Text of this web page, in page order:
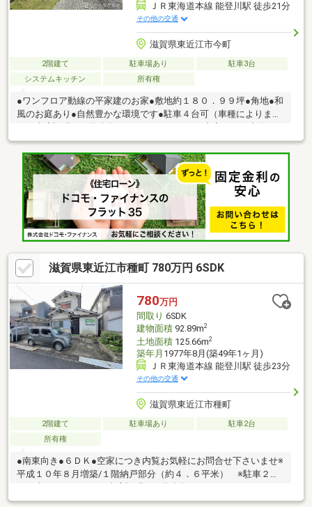
ＪＲ東海道本線 能登川駅 徒歩21分
その他の交通
滋賀県東近江市今町
2階建て 駐車場あり
駐車3台
システムキッチン
所有権
●ワンフロア動線の平家建のお家●敷地約１８０．９９坪●角地●和
風のお庭あり●自然豊かな環境です●駐車４台可（車種によりま
気軽にお問合せ下さいませ※宅内下水道引込み有り（※現況汲み取
り）※別途建物あり/【母屋】木造瓦葺２階建、延床１５１．６２
平米※再建築時セットバック要す（約２３．９７平米）※告知事項
あり※カースペース横約5ｍ×縦約8ｍ。※家具・調度品は売買対象
に含まれません
滋賀県東近江市種町 780万円 6SDK
780万円
間取り 6SDK
建物面積92.89m2
土地面積125.66m2
築年月 1977年8月(築49年1ヶ月)
ＪＲ東海道本線 能登川駅 徒歩23分
その他の交通
滋賀県東近江市種町
2階建て 駐車場あり
駐車2台
所有権
●南東向き●６ＤＫ●空家につき内覧お気軽にお問合せ下さいませ※
平成１０年８月増築/１階納戸部分（約４．６平米） ※駐車２台
ポートスペース横約2.25ｍ×奥行約5.3ｍ×高さ約1.8ｍ、駐車スペー